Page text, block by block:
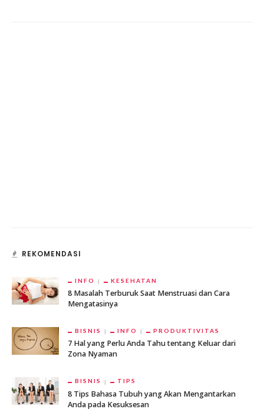
REKOMENDASI
INFO KESEHATAN
8 Masalah Terburuk Saat Menstruasi dan Cara
Mengatasinya
BISNIS INFO PRODUKTIVITAS
7 Hal yang Perlu Anda Tahu tentang Keluar dari
Zona Nyaman
BISNIS TIPS
8 Tips Bahasa Tubuh yang Akan Mengantarkan
Anda pada Kesuksesan